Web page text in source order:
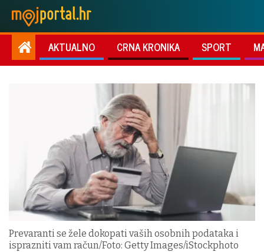
AKTUALNO CRNA KRONIKA SPORT
Prevaranti se žele dokopati vaših osobnih podataka i
isprazniti vam račun/Foto: Getty Images/iStockphoto